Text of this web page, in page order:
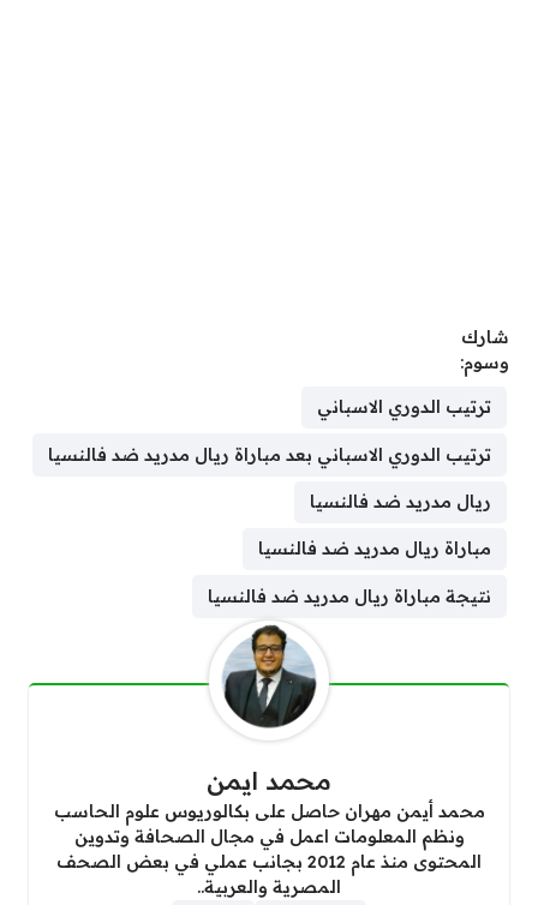
شارك
وسوم:
ترتيب الدوري الاسباني
ترتيب الدوري الاسباني بعد مباراة ريال مدريد ضد فالنسيا
ريال مدريد ضد فالنسيا
مباراة ريال مدريد ضد فالنسيا
نتيجة مباراة ريال مدريد ضد فالنسيا
محمد ايمن
محمد أيمن مهران حاصل على بكالوريوس علوم الحاسب
ونظم المعلومات اعمل في مجال الصحافة وتدوين
المحتوى منذ عام 2012 بجانب عملي في بعض الصحف
المصرية والعربية..